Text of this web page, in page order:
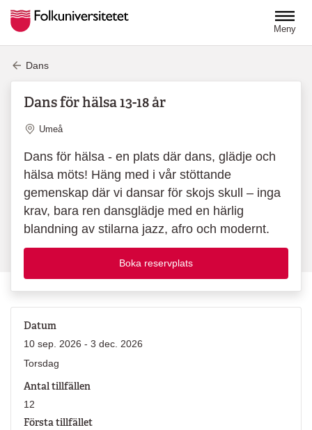
Meny
Dans
Dans för hälsa 13-18 år
Plats
Umeå
Dans för hälsa - en plats där dans, glädje och
hälsa möts! Häng med i vår stöttande
gemenskap där vi dansar för skojs skull – inga
krav, bara ren dansglädje med en härlig
blandning av stilarna jazz, afro och modernt.
Boka reservplats
Datum
10 sep. 2026 - 3 dec. 2026
Torsdag
Antal tillfällen
12
Första tillfället